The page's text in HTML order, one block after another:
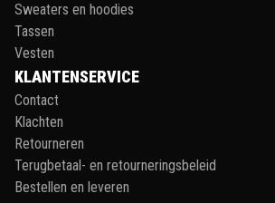
Sweaters en hoodies
Tassen
Vesten
KLANTENSERVICE
Contact
Klachten
Retourneren
Terugbetaal- en retourneringsbeleid
Bestellen en leveren